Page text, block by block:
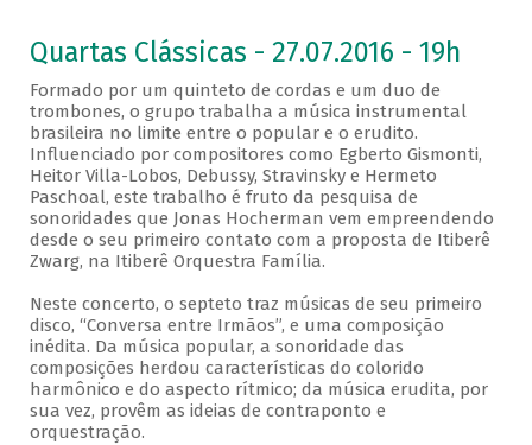
Quartas Clássicas - 27.07.2016 - 19h
Formado por um quinteto de cordas e um duo de
trombones, o grupo trabalha a música instrumental
brasileira no limite entre o popular e o erudito.
Influenciado por compositores como Egberto Gismonti,
Heitor Villa-Lobos, Debussy, Stravinsky e Hermeto
Paschoal, este trabalho é fruto da pesquisa de
sonoridades que Jonas Hocherman vem empreendendo
desde o seu primeiro contato com a proposta de Itiberê
Zwarg, na Itiberê Orquestra Família.
Neste concerto, o septeto traz músicas de seu primeiro
disco, “Conversa entre Irmãos”, e uma composição
inédita. Da música popular, a sonoridade das
composições herdou características do colorido
harmônico e do aspecto rítmico; da música erudita, por
sua vez, provêm as ideias de contraponto e
orquestração.